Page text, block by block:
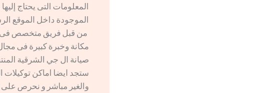
المعلومات التى يحتاج
الموجودة داخل الموقع
من قبل فريق متخصص فى
مكانة وخبرة كبيرة فى
صيانة ال جي الشرقية
ستجد ايضا اماكن توكيلات
والغير مباشر و نحرص